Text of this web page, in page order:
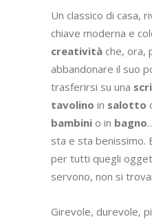
Un classico di casa,
chiave moderna e
creatività che, ora,
abbandonare il suo
trasferirsi su una
tavolino in salotto
bambini o in bagno
sta e sta benissimo.
per tutti quegli
servono, non si
Girevole, durevole,